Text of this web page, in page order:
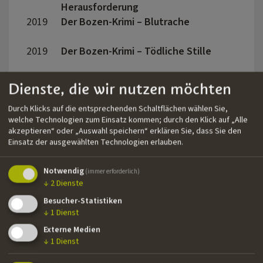
Herausforderung
2019
Der Bozen-Krimi – Blutrache
2019
Der Bozen-Krimi – Tödliche Stille
Wild East (aka. Where the Road
Leads)
2019
Der Bozen-Krimi – Zündstoff
2018
Böse Spiele
2018 Die große Zinne
2018
Der Bozen-Krimi – Mörderisches
Schweigen
2018
Mord am Unmöglichen
2018
Dienste, die wir nutzen möchten
Durch Klicks auf die entsprechenden Schaltflächen wählen Sie,
welche Technologien zum Einsatz kommen; durch den Klick auf „Alle
akzeptieren“ oder „Auswahl speichern“ erklären Sie, dass Sie den
Einsatz der ausgewählten Technologien erlauben.
Notwendig (immer erforderlich)
↓ 2Dienste
Besucher-Statistiken
↓ 1 Dienst
Externe Medien
↓ 1 Dienst